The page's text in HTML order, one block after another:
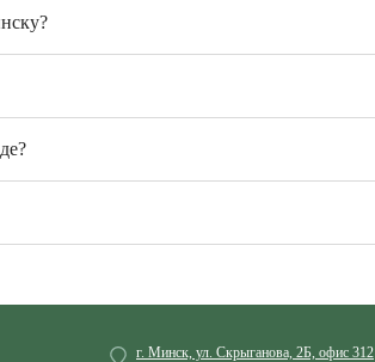
г. Минск, ул. Скрыганова, 2Б, офис 312